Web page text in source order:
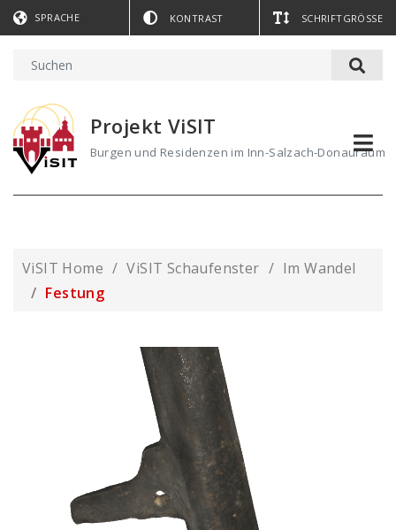
SPRACHE KONTRAST SCHRIFTGRÖSSE
Projekt ViSIT
Burgen und Residenzen im Inn-Salzach-Donauraum
ViSIT Home ViSIT Schaufenster
Im Wandel
Festung